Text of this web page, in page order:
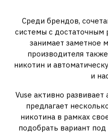
Среди брендов,
системы с достаточным
занимает заметное
производителя
никотин и
и
Vuse активно
предлагает
никотина в рамках
подобрать вариант